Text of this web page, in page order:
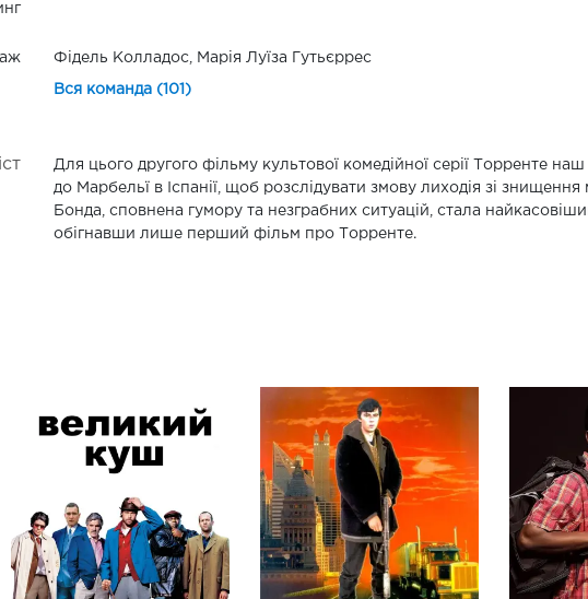
Фідель Колладос, Марія Луїза Гутьєррес
Вся команда (101)
Для цього другого фільму культової комедійної серії Торренте
до Марбельї в Іспанії, щоб розслідувати змову лиходія зі
Бонда, сповнена гумору та незграбних ситуацій, стала
обігнавши лише перший фільм про Торренте.